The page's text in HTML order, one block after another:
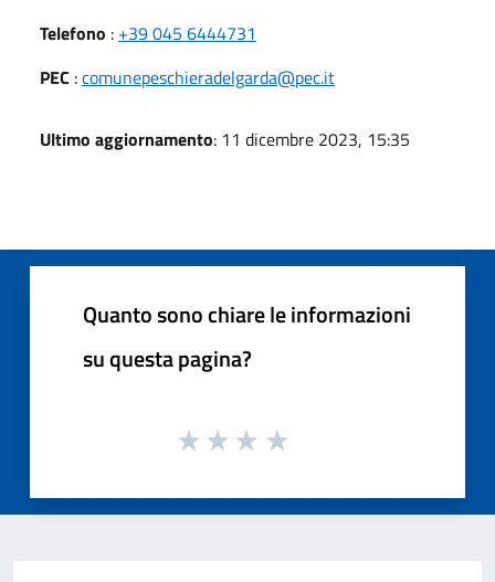
Telefono : +39 045 6444731
PEC :comunepeschieradelgarda@pec.it
Ultimo aggiornamento: 11 dicembre 2023, 15:35
Quanto sono chiare le informazioni
su questa pagina?